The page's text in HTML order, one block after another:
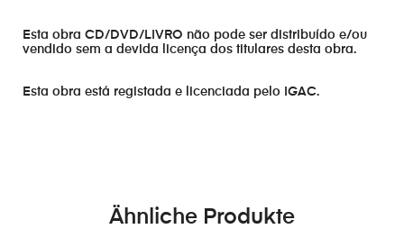
Esta obra CD/DVD/LIVRO não pode ser distribuído e/ou
vendido sem a devida licença dos titulares desta obra.
Esta obra está registada e licenciada pelo IGAC.
Ähnliche Produkte